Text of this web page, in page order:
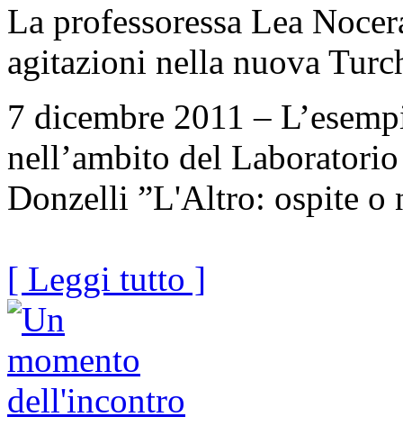
La professoressa Lea
agitazioni nella nuova
7 dicembre 2011 –
nell’ambito del
Donzelli ”L'Altro: ospite o
[ Leggi tutto ]